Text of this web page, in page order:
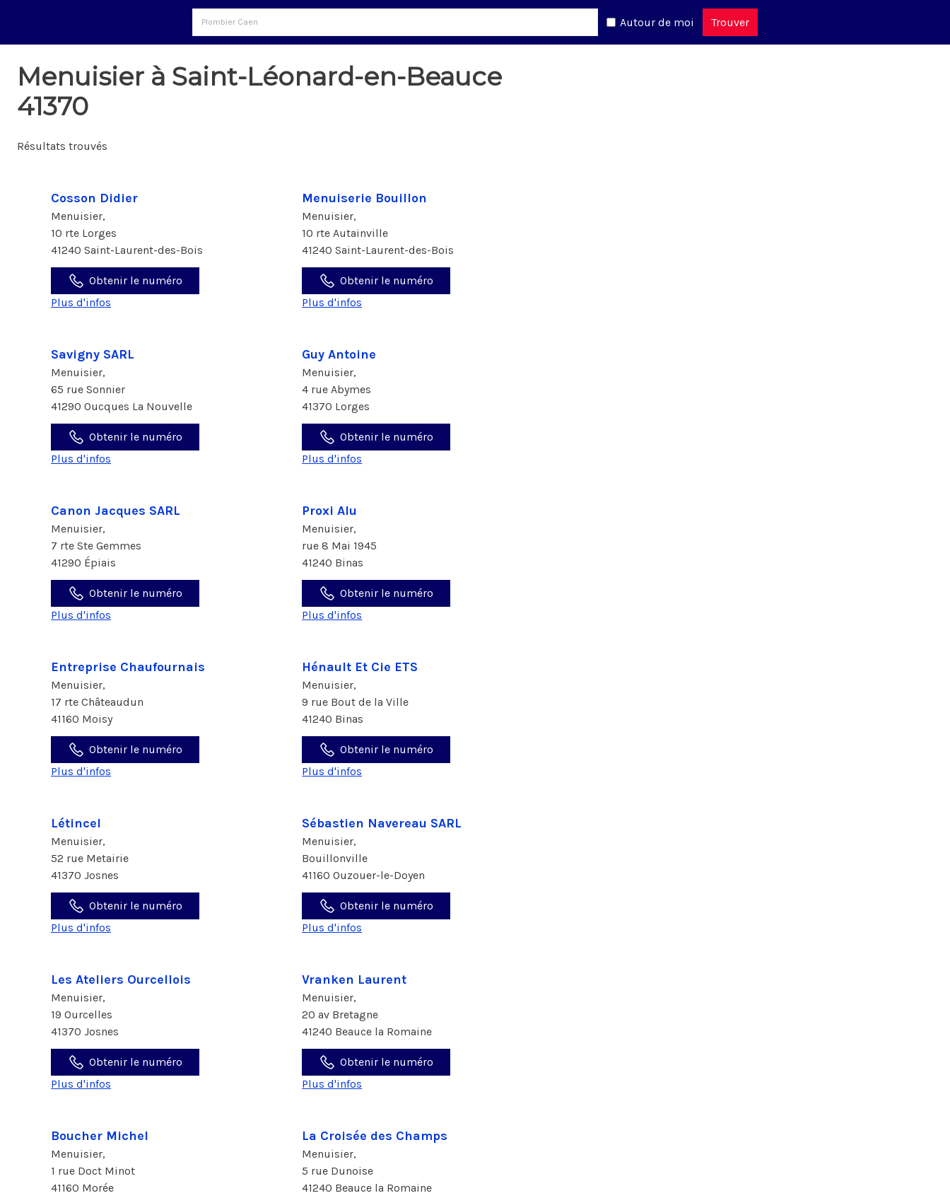
Autour de moi Trouver
Menuisier à Saint-Léonard-en-Beauce
41370
Résultats trouvés
Cosson Didier
Menuisier,
10 rte Lorges
41240 Saint-Laurent-des-Bois
Obtenir le numéro
Plus d'infos
Menuiserie Bouillon
Menuisier,
10 rte Autainville
41240 Saint-Laurent-des-Bois
Obtenir le numéro
Plus d'infos
Savigny SARL
Menuisier,
65 rue Sonnier
41290 Oucques La Nouvelle
Obtenir le numéro
Plus d'infos
Guy Antoine
Menuisier,
4 rue Abymes
41370 Lorges
Obtenir le numéro
Plus d'infos
Canon Jacques SARL
Menuisier,
7 rte Ste Gemmes
41290 Épiais
Obtenir le numéro
Plus d'infos
Proxi Alu
Menuisier,
rue 8 Mai 1945
41240 Binas
Obtenir le numéro
Plus d'infos
Entreprise Chaufournais
Menuisier,
17 rte Châteaudun
41160 Moisy
Obtenir le numéro
Plus d'infos
Hénault Et Cie ETS
Menuisier,
9 rue Bout de la Ville
41240 Binas
Obtenir le numéro
Plus d'infos
Létincel
Menuisier,
52 rue Metairie
41370 Josnes
Obtenir le numéro
Plus d'infos
Sébastien Navereau SARL
Menuisier,
Bouillonville
41160 Ouzouer-le-Doyen
Obtenir le numéro
Plus d'infos
Les Ateliers Ourcellois
Menuisier,
19 Ourcelles
41370 Josnes
Obtenir le numéro
Plus d'infos
Vranken Laurent
Menuisier,
20 av Bretagne
41240 Beauce la Romaine
Obtenir le numéro
Plus d'infos
Boucher Michel
Menuisier,
1 rue Doct Minot
41160 Morée
La Croisée des Champs
Menuisier,
5 rue Dunoise
41240 Beauce la Romaine